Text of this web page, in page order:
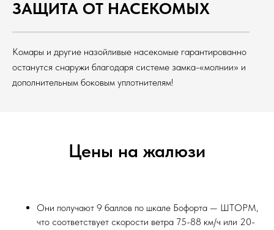
ЗАЩИТА ОТ НАСЕКОМЫХ
Комары и другие назойливые насекомые гарантированно
останутся снаружи благодаря системе замка-«молнии» и
дополнительным боковым уплотнителям!
Цены на жалюзи
Они получают 9 баллов по шкале Бофорта — ШТОРМ,
что соответствует скорости ветра 75-88 км/ч или 20-